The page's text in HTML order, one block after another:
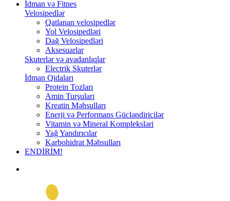
İdman və Fitnes
Velosipedlər
Qatlanan velosipedlər
Yol Velosipedləri
Dağ Velosipedləri
Aksesuarlar
Skuterlər və avadanlıqlar
Electrik Skuterlər
İdman Qidaları
Protein Tozları
Amin Turşuları
Kreatin Məhsulları
Enerji və Performans Gücləndiricilər
Vitamin və Mineral Kompleksləri
Yağ Yandırıcılar
Karbohidrat Məhsulları
ENDİRİM!